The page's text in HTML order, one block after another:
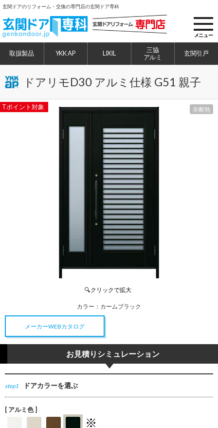
玄関ドアのリフォーム・交換の専門店の玄関ドア専科
メニュー
取扱製品 YKK AP LIXIL
三協
アルミ
玄関引戸
ドアリモD30 アルミ仕様 G51 親子
非断熱
Tポイント対象
カラー： カームブラック
メーカーWEBカタログ
お見積りシミュレーション
step1 ドアカラーを選ぶ
[ アルミ色 ]